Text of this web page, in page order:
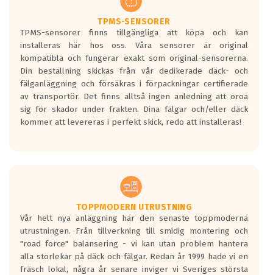
Ett däck med två svarta vågor är redan
godkända för år 2016 nya regelverk.
Ett däck med en svart våg kommer vara
minst tre decibel tystare än det
regelverk som börjar gälla 2016.
TPMS-SENSORER
TPMS-sensorer finns tillgängliga att köpa och kan
installeras här hos oss. Våra sensorer är original
kompatibla och fungerar exakt som original-sensorerna.
Din beställning skickas från vår dedikerade däck- och
fälganläggning och försäkras i förpackningar certifierade
av transportör. Det finns alltså ingen anledning att oroa
sig för skador under frakten. Dina fälgar och/eller däck
kommer att levereras i perfekt skick, redo att installeras!
TOPPMODERN UTRUSTNING
Vår helt nya anläggning har den senaste toppmoderna
utrustningen. Från tillverkning till smidig montering och
"road force" balansering - vi kan utan problem hantera
alla storlekar på däck och fälgar. Redan år 1999 hade vi en
fräsch lokal, några år senare inviger vi Sveriges största